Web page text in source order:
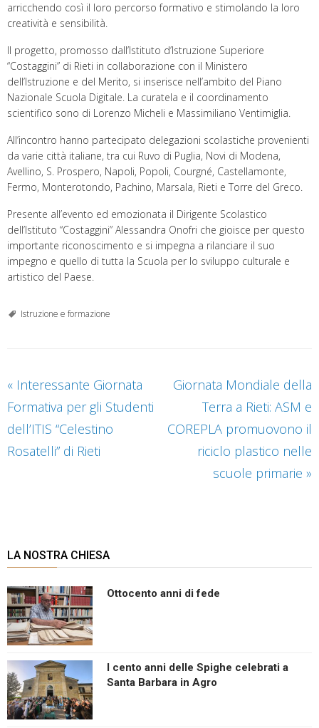
arricchendo così il loro percorso formativo e stimolando la loro
creatività e sensibilità.
Il progetto, promosso dall’Istituto d’Istruzione Superiore
“Costaggini” di Rieti in collaborazione con il Ministero
dell’Istruzione e del Merito, si inserisce nell’ambito del Piano
Nazionale Scuola Digitale. La curatela e il coordinamento
scientifico sono di Lorenzo Micheli e Massimiliano Ventimiglia.
All’incontro hanno partecipato delegazioni scolastiche provenienti
da varie città italiane, tra cui Ruvo di Puglia, Novi di Modena,
Avellino, S. Prospero, Napoli, Popoli, Courgné, Castellamonte,
Fermo, Monterotondo, Pachino, Marsala, Rieti e Torre del Greco.
Presente all’evento ed emozionata il Dirigente Scolastico
dell’Istituto “Costaggini” Alessandra Onofri che gioisce per questo
importante riconoscimento e si impegna a rilanciare il suo
impegno e quello di tutta la Scuola per lo sviluppo culturale e
artistico del Paese.
Istruzione e formazione
« Interessante Giornata
Formativa per gli Studenti
dell’ITIS “Celestino
Rosatelli” di Rieti
Giornata Mondiale della
Terra a Rieti: ASM e
COREPLA promuovono il
riciclo plastico nelle
scuole primarie »
LA NOSTRA CHIESA
Ottocento anni di fede
I cento anni delle Spighe celebrati a
Santa Barbara in Agro